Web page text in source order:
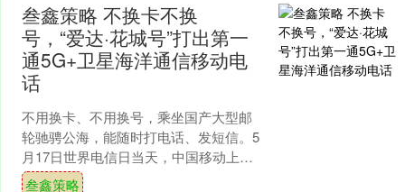
叁鑫策略 不换卡不换
号，“爱达·花城号”打出第一
通5G+卫星海洋通信移动电
话
不用换卡、不用换号，乘坐国产大型邮
轮驰骋公海，能随时打电话、发短信。5
月17日世界电信日当天，中国移动上海
公司在发布会上透露，随着我国第二艘
叁鑫策略